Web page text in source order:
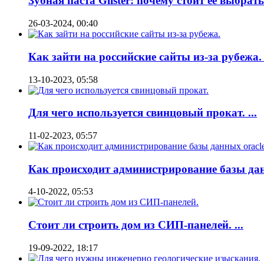
26-03-2024, 00:40
Как зайти на российские сайты из-за рубежа.
13-10-2023, 05:58
Для чего используется свинцовый прокат. ...
11-02-2023, 05:57
Как происходит администрирование базы
4-10-2022, 05:53
Стоит ли строить дом из СИП-панелей. ...
19-09-2022, 18:17